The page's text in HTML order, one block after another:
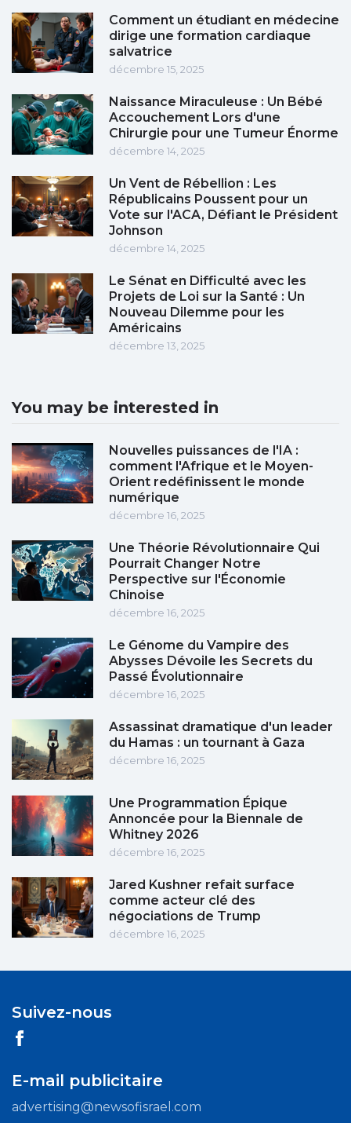
Comment un étudiant en médecine
dirige une formation cardiaque
salvatrice
décembre 15, 2025
Naissance Miraculeuse : Un Bébé
Accouchement Lors d'une
Chirurgie pour une Tumeur Énorme
décembre 14, 2025
Un Vent de Rébellion : Les
Républicains Poussent pour un
Vote sur l'ACA, Défiant le Président
Johnson
décembre 14, 2025
Le Sénat en Difficulté avec les
Projets de Loi sur la Santé : Un
Nouveau Dilemme pour les
Américains
décembre 13, 2025
You may be interested in
Nouvelles puissances de l'IA :
comment l'Afrique et le Moyen-
Orient redéfinissent le monde
numérique
décembre 16, 2025
Une Théorie Révolutionnaire Qui
Pourrait Changer Notre
Perspective sur l'Économie
Chinoise
décembre 16, 2025
Le Génome du Vampire des
Abysses Dévoile les Secrets du
Passé Évolutionnaire
décembre 16, 2025
Assassinat dramatique d'un leader
du Hamas : un tournant à Gaza
décembre 16, 2025
Une Programmation Épique
Annoncée pour la Biennale de
Whitney 2026
décembre 16, 2025
Jared Kushner refait surface
comme acteur clé des
négociations de Trump
décembre 16, 2025
Suivez-nous
E-mail publicitaire
advertising@newsofisrael.com